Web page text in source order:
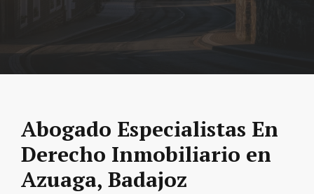
Abogado Especialistas En
Derecho Inmobiliario en
Azuaga, Badajoz